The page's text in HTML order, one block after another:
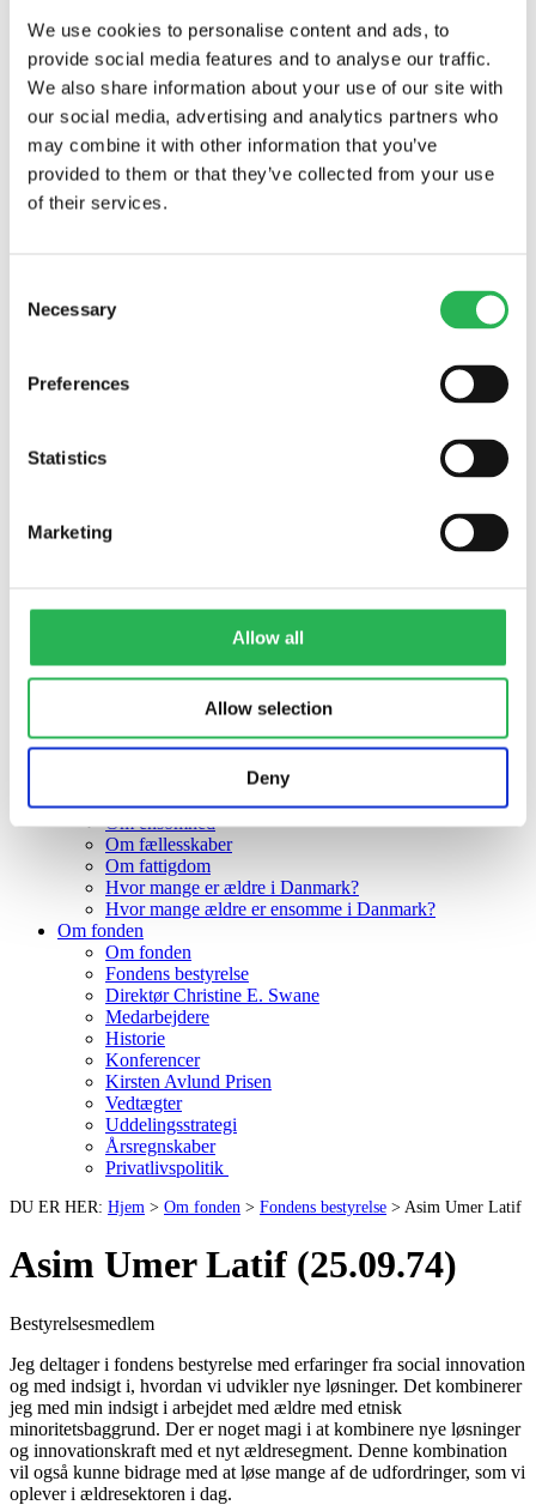
We use cookies to personalise content and ads, to
provide social media features and to analyse our traffic.
We also share information about your use of our site with
our social media, advertising and analytics partners who
may combine it with other information that you’ve
provided to them or that they’ve collected from your use
of their services.
Selection
Necessary
Preferences
Statistics
Marketing
Allow all
Allow selection
Deny
Forskning
Studerende
Alle projekter
Sociale formål
Formidling
Viden
Om ensomhed
Om fællesskaber
Om fattigdom
Hvor mange er ældre i Danmark?
Hvor mange ældre er ensomme i Danmark?
Om fonden
Om fonden
Fondens bestyrelse
Direktør Christine E. Swane
Medarbejdere
Historie
Konferencer
Kirsten Avlund Prisen
Vedtægter
Uddelingsstrategi
Årsregnskaber
Privatlivspolitik
DU ER HER: Hjem > Om fonden > Fondens bestyrelse > Asim Umer Latif
Asim Umer Latif (25.09.74)
Bestyrelsesmedlem
Jeg deltager i fondens bestyrelse med erfaringer fra social innovation
og med indsigt i, hvordan vi udvikler nye løsninger. Det kombinerer
jeg med min indsigt i arbejdet med ældre med etnisk
minoritetsbaggrund. Der er noget magi i at kombinere nye løsninger
og innovationskraft med et nyt ældresegment. Denne kombination
vil også kunne bidrage med at løse mange af de udfordringer, som vi
oplever i ældresektoren i dag.